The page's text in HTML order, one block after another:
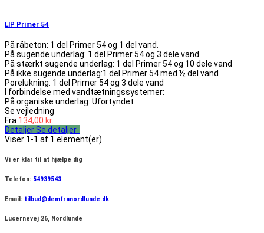
LIP Primer 54
På råbeton: 1 del Primer 54 og 1 del vand.
På sugende underlag: 1 del Primer 54 og 3 dele vand
På stærkt sugende underlag: 1 del Primer 54 og 10 dele vand
På ikke sugende underlag:1 del Primer 54 med ½ del vand
Porelukning: 1 del Primer 54 og 3 dele vand
I forbindelse med vandtætningssystemer:
På organiske underlag: Ufortyndet
Se vejledning
Fra 134,00 kr.
Detaljer Se detaljer
Viser 1-1 af 1 element(er)
Vi er klar til at hjælpe dig
Telefon: 54939543
Email: tilbud@demfranordlunde.dk
Lucernevej 26, Nordlunde